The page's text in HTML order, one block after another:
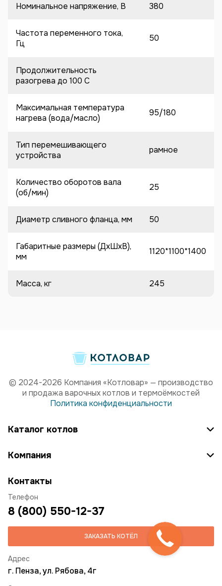
Номинальное напряжение, В 380
Частота переменного тока,
Гц
50
Продолжительность
разогрева до 100 C
Максимальная температура
нагрева (вода/масло)
95/180
Тип перемешивающего
устройства
рамное
Количество оборотов вала
(об/мин)
25
Диаметр сливного фланца, мм 50
Габаритные размеры (ДхШхВ),
мм
1120*1100*1400
Масса, кг 245
© 2024-2026 Компания «Котловар» — производство
и продажа варочных котлов и термоёмкостей
Политика конфиденциальности
Каталог котлов
Компания
Контакты
Телефон
8 (800) 550-12-37
ЗАКАЗАТЬ КОТЁЛ
Адрес
г. Пенза, ул. Рябова, 4г